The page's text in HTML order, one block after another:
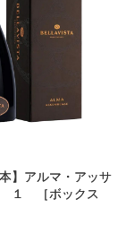
】アルマ・アッサ
１ ［ボックス